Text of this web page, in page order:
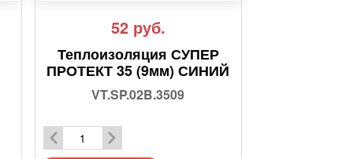
52 руб.
Теплоизоляция СУПЕР
ПРОТЕКТ 35 (9мм) СИНИЙ
VT.SP.02B.3509